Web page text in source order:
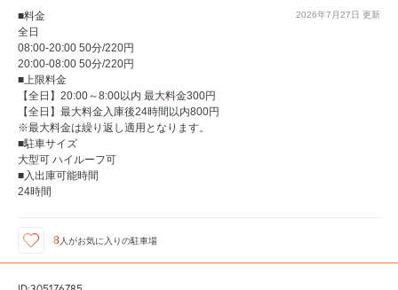
2026年7月27日 更新
■料金
全日
08:00-20:00 50分/220円
20:00-08:00 50分/220円
■上限料金
【全日】20:00～8:00以内 最大料金300円
【全日】最大料金入庫後24時間以内800円
※最大料金は繰り返し適用となります。
■駐車サイズ
大型可 ハイルーフ可
■入出庫可能時間
24時間
8 人がお気に入りの駐車場